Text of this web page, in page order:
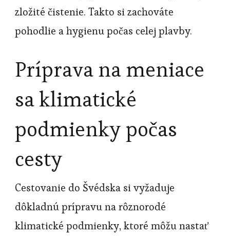
zložité čistenie. Takto si zachováte
pohodlie a hygienu počas celej plavby.
Príprava na meniace
sa klimatické
podmienky počas
cesty
Cestovanie do Švédska si vyžaduje
dôkladnú prípravu na rôznorodé
klimatické podmienky, ktoré môžu nastať